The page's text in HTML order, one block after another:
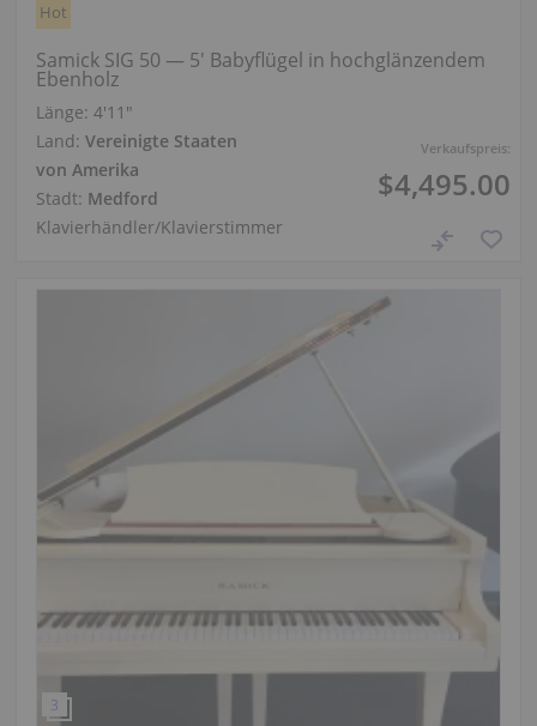
Verkaufspreis:
$4,495.00
Hot
Samick SIG 50 — 5' Babyflügel in hochglänzendem
Ebenholz
Länge: 4′11″
Land: Vereinigte Staaten
von Amerika
Stadt: Medford
Klavierhändler/Klavierstimmer